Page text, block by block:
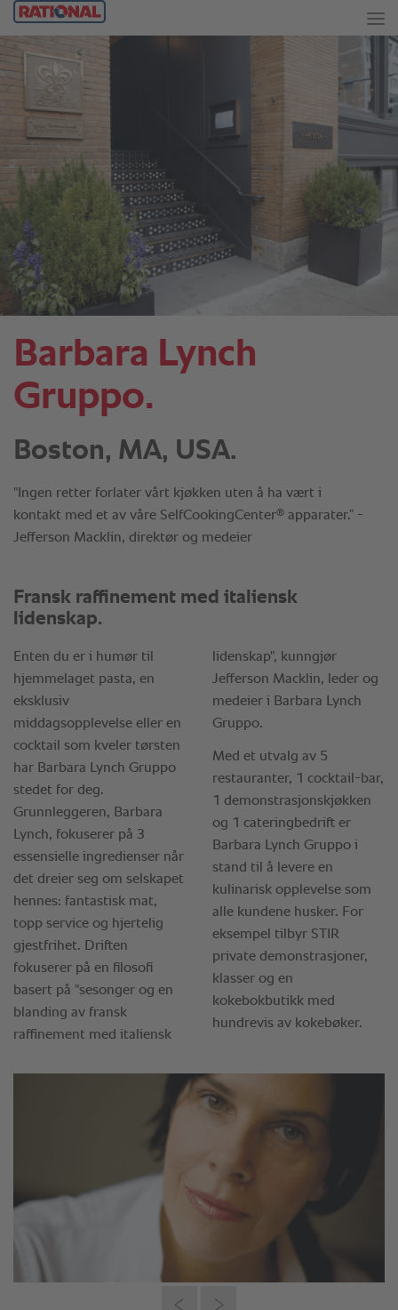
Barbara Lynch
Gruppo.
Boston, MA, USA.
"Ingen retter forlater vårt kjøkken uten å ha vært i
kontakt med et av våre SelfCookingCenter® apparater.” -
Jefferson Macklin, direktør og medeier